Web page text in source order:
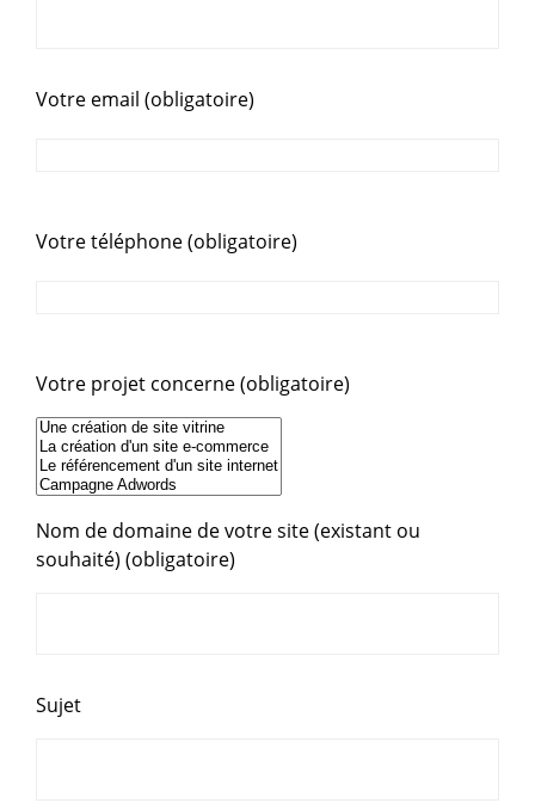
Votre email (obligatoire)
Votre téléphone (obligatoire)
Votre projet concerne (obligatoire)
Nom de domaine de votre site (existant ou
souhaité) (obligatoire)
Sujet